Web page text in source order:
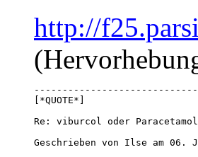
http://
[*QUOTE*]
Re: viburcol oder
Geschrieben von Ilse am 06.